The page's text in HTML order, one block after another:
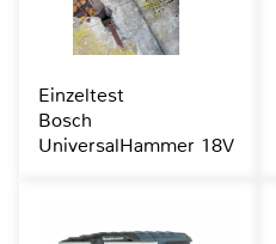
Einzeltest
Bosch
UniversalHammer 18V